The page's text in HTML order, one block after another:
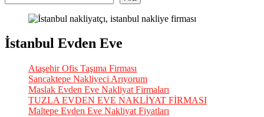
İstanbul Evden Eve
Ataşehir Ofis Taşıma Firması
Sancaktepe Nakliyeci Arıyorum
Maslak Evden Eve Nakliyat Firmaları
TUZLA EVDEN EVE NAKLİYAT FİRMASI
Maltepe Evden Eve Nakliyat Fiyatları